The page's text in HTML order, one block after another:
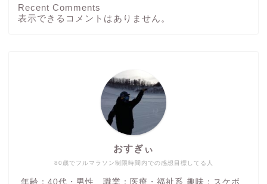
Recent Comments
表示できるコメントはありません。
80歳でフルマラソン制限時間内での感想目標してる人
おすぎぃ
年齢：40代・男性 職業：医療・福祉系 趣味：スケボ